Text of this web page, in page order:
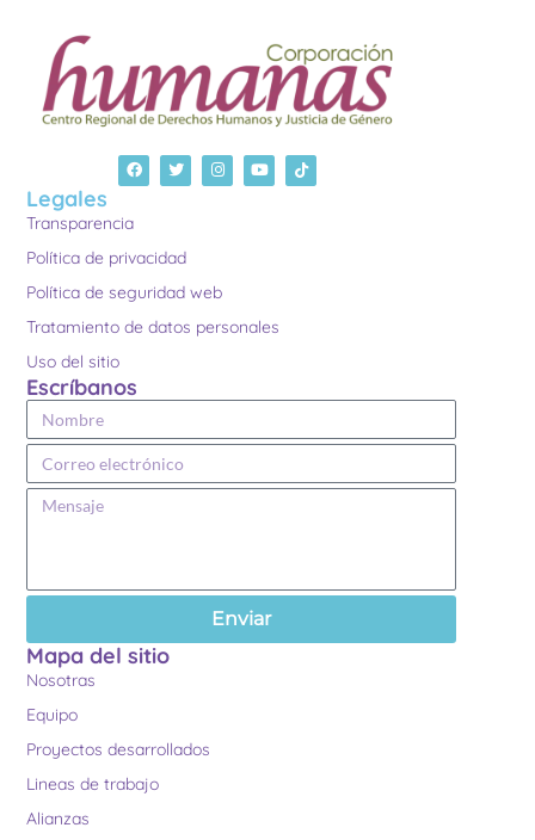
Legales
Transparencia
Política de privacidad
Política de seguridad web
Tratamiento de datos personales
Uso del sitio
Escríbanos
Enviar
Mapa del sitio
Nosotras
Equipo
Proyectos desarrollados
Lineas de trabajo
Alianzas